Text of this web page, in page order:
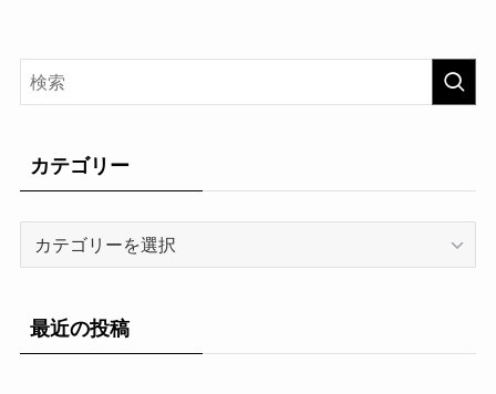
カテゴリー
リ
最近の投稿